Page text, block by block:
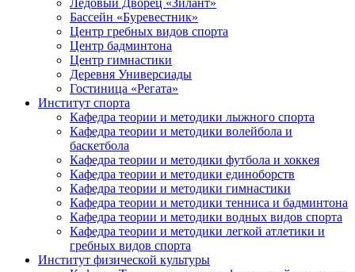
Ледовый Дворец «Зилант»
Бассейн «Буревестник»
Центр гребных видов спорта
Центр бадминтона
Центр гимнастики
Деревня Универсиады
Гостиница «Регата»
Институт спорта
Кафедра теории и методики лыжного спорта
Кафедра теории и методики волейбола и
баскетбола
Кафедра теории и методики футбола и хоккея
Кафедра теории и методики единоборств
Кафедра теории и методики гимнастики
Кафедра теории и методики тенниса и бадминтона
Кафедра теории и методики водных видов спорта
Кафедра теории и методики легкой атлетики и
гребных видов спорта
Институт физической культуры